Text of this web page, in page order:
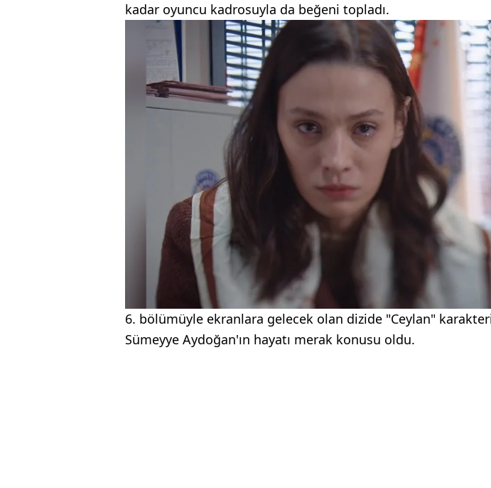
kadar oyuncu kadrosuyla da beğeni topladı.
6. bölümüyle ekranlara gelecek olan dizide "Ceylan"
Sümeyye Aydoğan'ın hayatı merak konusu oldu.